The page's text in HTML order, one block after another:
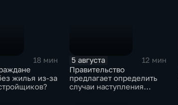
18 мин
жилья из-за
5 августа
12 мин
Правительство
предлагает определить
случаи наступления